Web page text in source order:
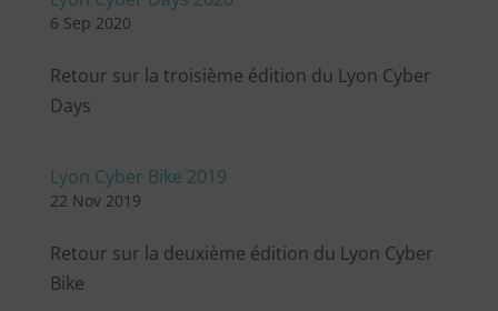
6 Sep 2020
Retour sur la troisième édition du Lyon Cyber
Days
Lyon Cyber Bike 2019
22 Nov 2019
Retour sur la deuxième édition du Lyon Cyber
Bike